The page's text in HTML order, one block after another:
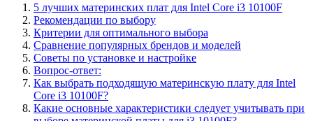
5 лучших материнских плат для Intel Core i3 10100F
Рекомендации по выбору
Критерии для оптимального выбора
Сравнение популярных брендов и моделей
Советы по установке и настройке
Вопрос-ответ:
Как выбрать подходящую материнскую плату для Intel
Core i3 10100F?
Какие основные характеристики следует учитывать при